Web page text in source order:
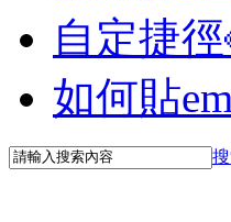
自定捷
如何貼